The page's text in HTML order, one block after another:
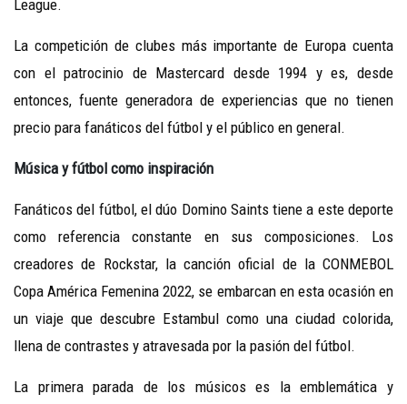
League.
La competición de clubes más importante de Europa cuenta
con el patrocinio de Mastercard desde 1994 y es, desde
entonces, fuente generadora de experiencias que no tienen
precio para fanáticos del fútbol y el público en general.
Música y fútbol como inspiración
Fanáticos del fútbol, el dúo Domino Saints tiene a este deporte
como referencia constante en sus composiciones. Los
creadores de Rockstar, la canción oficial de la CONMEBOL
Copa América Femenina 2022, se embarcan en esta ocasión en
un viaje que descubre Estambul como una ciudad colorida,
llena de contrastes y atravesada por la pasión del fútbol.
La primera parada de los músicos es la emblemática y